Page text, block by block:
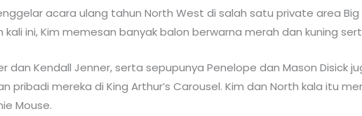
acara ulang tahun North West di salah satu private area
ini, Kim memesan banyak balon berwarna merah dan kuning
dan Kendall Jenner, serta sepupunya Penelope dan Mason Disick
pribadi mereka di King Arthur’s Carousel. Kim dan North kala itu
Mouse.